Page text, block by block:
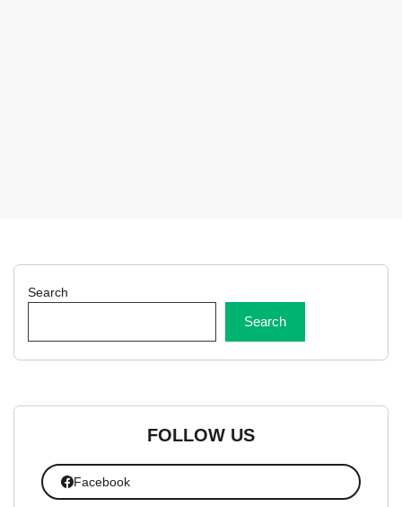
Search
Search
FOLLOW US
Facebook